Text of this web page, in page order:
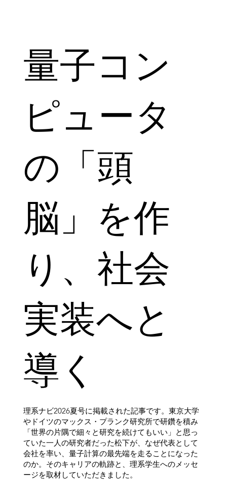
​量子コン
ピュータ
の「頭
脳」を作
り、社会
実装へと
導く
​理系ナビ2026夏号に掲載された記事です。東京大学
やドイツのマックス・プランク研究所で研鑽を積み
「世界の片隅で細々と研究を続けてもいい」と思っ
ていた一人の研究者だった松下が、なぜ代表として
会社を率い、量子計算の最先端を走ることになった
のか。そのキャリアの軌跡と、理系学生へのメッセ
ージを取材していただきました。